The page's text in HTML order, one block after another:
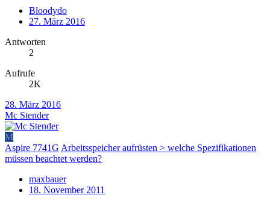
Bloodydo
27. März 2016
Antworten
2
Aufrufe
2K
28. März 2016
Mc Stender
M
Aspire 7741G Arbeitsspeicher aufrüsten > welche Spezifikationen
müssen beachtet werden?
maxbauer
18. November 2011